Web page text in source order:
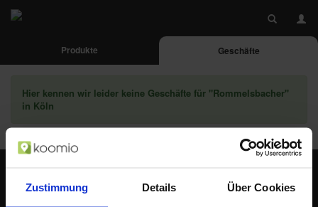
Zustimmung Details Über Cookies
Produkte Geschäfte
Hier kennen wir leider keine Geschäfte für "Rommelsbacher"
in Köln
Lokale Angebote in Deiner Nähe